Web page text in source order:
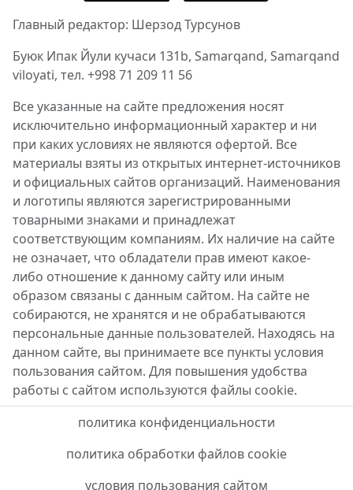
Главный редактор: Шерзод Турсунов
Буюк Ипак Йули кучаси 131b, Samarqand, Samarqand
viloyati, тел. +998 71 209 11 56
Все указанные на сайте предложения носят
исключительно информационный характер и ни
при каких условиях не являются офертой. Все
материалы взяты из открытых интернет-источников
и официальных сайтов организаций. Наименования
и логотипы являются зарегистрированными
товарными знаками и принадлежат
соответствующим компаниям. Их наличие на сайте
не означает, что обладатели прав имеют какое-
либо отношение к данному сайту или иным
образом связаны с данным сайтом. На сайте не
собираются, не хранятся и не обрабатываются
персональные данные пользователей. Находясь на
данном сайте, вы принимаете все пункты условия
пользования сайтом. Для повышения удобства
работы с сайтом используются файлы cookie.
политика конфиденциальности
политика обработки файлов cookie
условия пользования сайтом